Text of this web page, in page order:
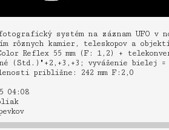
systém na záznam UFO
rôznych kamier, teleskopov a
Reflex 55 mm (F: 1,2) +
(Std.)"+2,+3,+3; vyváženie bielej
približne: 242 mm F:2,0
04:08